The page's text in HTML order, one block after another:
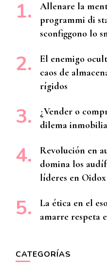
Allenare la
programmi di
sconfiggono lo
El enemigo
caos de
rígidos
¿Vender o
dilema
Revolución en
domina los
líderes en
La ética en el
amarre respeta
CATEGORÍAS